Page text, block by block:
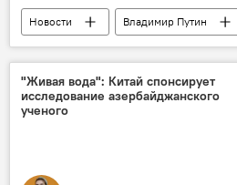
Новости Владимир Путин
ДСНВ
приостановка участия
подписание
"Живая вода": Китай спонсирует
исследование азербайджанского
ученого